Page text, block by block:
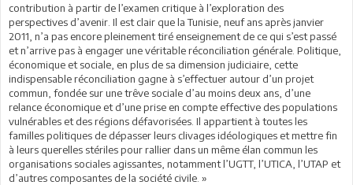
contribution à partir de l’examen critique à l’exploration des
perspectives d’avenir. Il est clair que la Tunisie, neuf ans après janvier
2011, n’a pas encore pleinement tiré enseignement de ce qui s’est passé
et n’arrive pas à engager une véritable réconciliation générale. Politique,
économique et sociale, en plus de sa dimension judiciaire, cette
indispensable réconciliation gagne à s’effectuer autour d’un projet
commun, fondée sur une trêve sociale d’au moins deux ans, d’une
relance économique et d’une prise en compte effective des populations
vulnérables et des régions défavorisées. Il appartient à toutes les
familles politiques de dépasser leurs clivages idéologiques et mettre fin
à leurs querelles stériles pour rallier dans un même élan commun les
organisations sociales agissantes, notamment l’UGTT, l’UTICA, l’UTAP et
d’autres composantes de la société civile. »